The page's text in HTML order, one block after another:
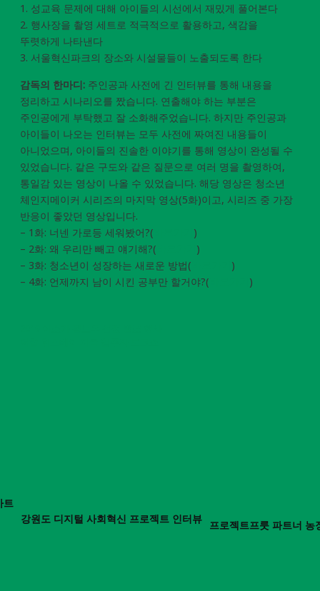
1. 성교육 문제에 대해 아이들의 시선에서 재밌게 풀어본다
2. 행사장을 촬영 세트로 적극적으로 활용하고, 색감을
뚜렷하게 나타낸다
3. 서울혁신파크의 장소와 시설물들이 노출되도록 한다
감독의 한마디: 주인공과 사전에 긴 인터뷰를 통해 내용을
정리하고 시나리오를 짰습니다. 연출해야 하는 부분은
주인공에게 부탁했고 잘 소화해주었습니다. 하지만 주인공과
아이들이 나오는 인터뷰는 모두 사전에 짜여진 내용들이
아니었으며, 아이들의 진솔한 이야기를 통해 영상이 완성될 수
있었습니다. 같은 구도와 같은 질문으로 여러 명을 촬영하여,
통일감 있는 영상이 나올 수 있었습니다. 해당 영상은 청소년
체인지메이커 시리즈의 마지막 영상(5화)이고, 시리즈 중 가장
반응이 좋았던 영상입니다.
– 1화: 너넨 가로등 세워봤어?(
)
– 2화: 왜 우리만 빼고 얘기해?(
)
– 3화: 청소년이 성장하는 새로운 방법(
)
– 4화: 언제까지 남이 시킨 공부만 할거야?(
)
강원도 디지털 사회혁신 프로젝트 인터뷰 프로젝트프룻 파트너 농
트